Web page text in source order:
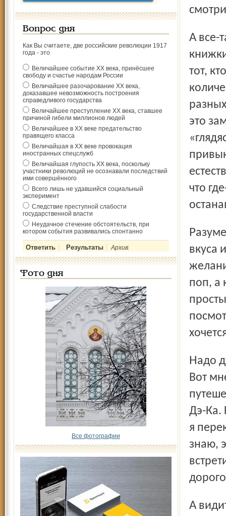
Вопрос дня
Как Вы считаете, две российские революции 1917
года - это
Величайшее событие ХХ века, принёсшее
свободу и счастье народам России
Величайшее разочарование ХХ века,
доказавшее невозможность построения
справедливого государства
Величайшее преступление ХХ века, ставшее
причиной гибели миллионов людей
Величайшее в ХХ веке предательство
правящего класса
Величайшая в ХХ веке провокация
иностранных спецслужб
Величайшая глупость ХХ века, поскольку
участники революций не осознавали последствий
ими совершённого
Всего лишь не удавшийся социальный
эксперимент
Следствие преступной слабости
государственной власти
Неудачное стечение обстоятельств, при
котором события развивались спонтанно
Архив
Фото дня
Все фотографии
А все-таки нужда в гиде никуда не делась. Конечно, есть
тот,
это
что
Разумеется, передачи бывают разные, это зависит от
вкуса
поп, а
Надо думать, у каждого варианта есть свои почитатели.
Вот
Дэ-Ка.
я
знаю,
А видит он много и необыкновенно интересно. Трудно